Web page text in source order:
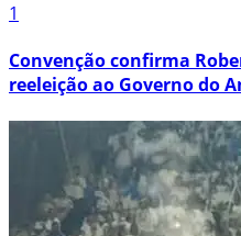
1
Convenção confirma
reeleição ao Governo do